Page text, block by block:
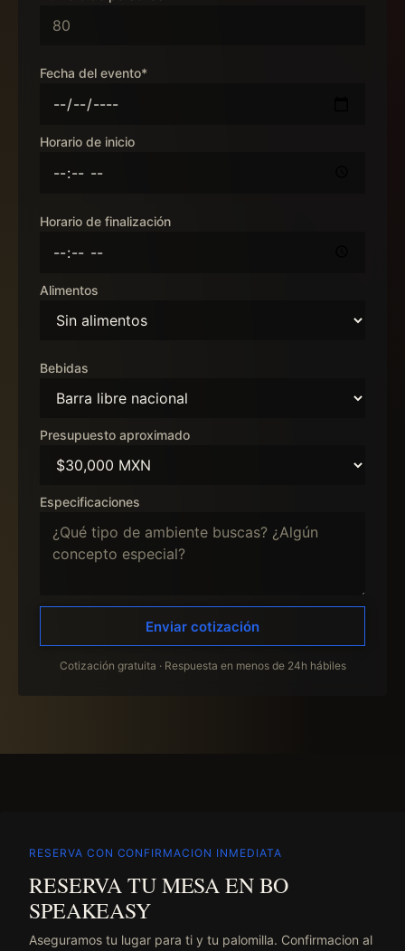
Fecha del evento*
Horario de inicio
Horario de finalización
Alimentos
Bebidas
Presupuesto aproximado
Especificaciones
Enviar cotización
Cotización gratuita · Respuesta en menos de 24h hábiles
RESERVA CON CONFIRMACION INMEDIATA
RESERVA TU MESA EN BO
SPEAKEASY
Aseguramos tu lugar para ti y tu palomilla. Confirmacion al